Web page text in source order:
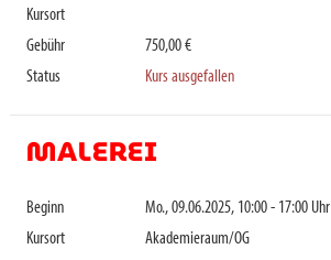
Kursort
Gebühr
750,00 €
Status
Kurs ausgefallen
MALEREI
Beginn
Mo., 09.06.2025, 10:00 - 17:00 Uhr
Kursort
Akademieraum/OG